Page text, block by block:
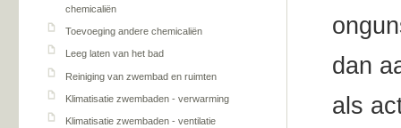
chemicaliën
Toevoeging andere chemicaliën
Leeg laten van het bad
Reiniging van zwembad en ruimten
Klimatisatie zwembaden - verwarming
Klimatisatie zwembaden - ventilatie
dan
als